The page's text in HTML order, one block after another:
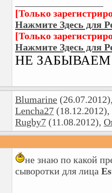
[Только
Нажмите Здесь для
[Только
Нажмите Здесь для
НЕ
Blumarine
Lencha27 (18.12.2012),
Rugby7 (11.08.2012),
не знаю по какой
сыворотки для лица